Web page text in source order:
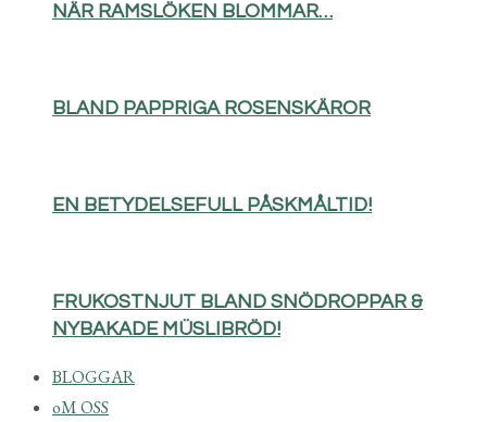
NÄR RAMSLÖKEN BLOMMAR…
BLAND PAPPRIGA ROSENSKÄROR
EN BETYDELSEFULL PÅSKMÅLTID!
FRUKOSTNJUT BLAND SNÖDROPPAR &
NYBAKADE MÜSLIBRÖD!
BLOGGAR
oM OSS